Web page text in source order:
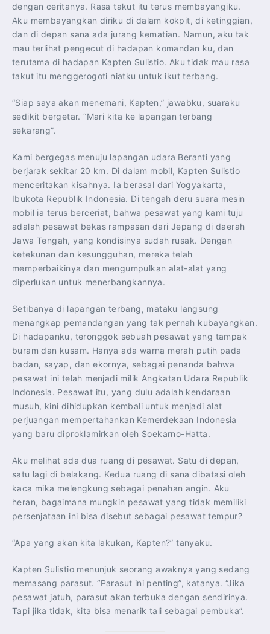
dengan ceritanya. Rasa takut itu terus membayangiku.
Aku membayangkan diriku di dalam kokpit, di ketinggian,
dan di depan sana ada jurang kematian. Namun, aku tak
mau terlihat pengecut di hadapan komandan ku, dan
terutama di hadapan Kapten Sulistio. Aku tidak mau rasa
takut itu menggerogoti niatku untuk ikut terbang.
“Siap saya akan menemani, Kapten,” jawabku, suaraku
sedikit bergetar. “Mari kita ke lapangan terbang
sekarang”.
Kami bergegas menuju lapangan udara Beranti yang
berjarak sekitar 20 km. Di dalam mobil, Kapten Sulistio
menceritakan kisahnya. Ia berasal dari Yogyakarta,
Ibukota Republik Indonesia. Di tengah deru suara mesin
mobil ia terus berceriat, bahwa pesawat yang kami tuju
adalah pesawat bekas rampasan dari Jepang di daerah
Jawa Tengah, yang kondisinya sudah rusak. Dengan
ketekunan dan kesungguhan, mereka telah
memperbaikinya dan mengumpulkan alat-alat yang
diperlukan untuk menerbangkannya.
Setibanya di lapangan terbang, mataku langsung
menangkap pemandangan yang tak pernah kubayangkan.
Di hadapanku, teronggok sebuah pesawat yang tampak
buram dan kusam. Hanya ada warna merah putih pada
badan, sayap, dan ekornya, sebagai penanda bahwa
pesawat ini telah menjadi milik Angkatan Udara Republik
Indonesia. Pesawat itu, yang dulu adalah kendaraan
musuh, kini dihidupkan kembali untuk menjadi alat
perjuangan mempertahankan Kemerdekaan Indonesia
yang baru diproklamirkan oleh Soekarno-Hatta.
Aku melihat ada dua ruang di pesawat. Satu di depan,
satu lagi di belakang. Kedua ruang di sana dibatasi oleh
kaca mika melengkung sebagai penahan angin. Aku
heran, bagaimana mungkin pesawat yang tidak memiliki
persenjataan ini bisa disebut sebagai pesawat tempur?
“Apa yang akan kita lakukan, Kapten?” tanyaku.
Kapten Sulistio menunjuk seorang awaknya yang sedang
memasang parasut. “Parasut ini penting”, katanya. “Jika
pesawat jatuh, parasut akan terbuka dengan sendirinya.
Tapi jika tidak, kita bisa menarik tali sebagai pembuka”.